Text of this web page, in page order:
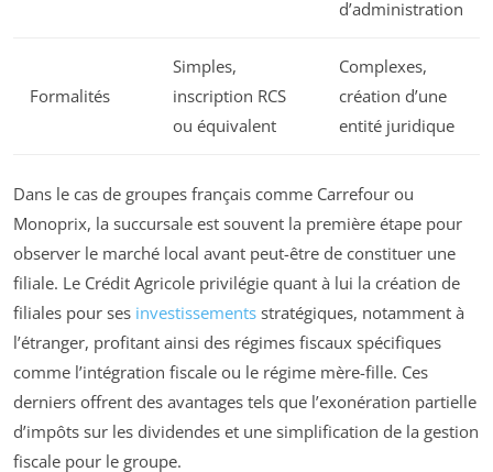
d’administration
Formalités
Simples,
inscription RCS
ou équivalent
Complexes,
création d’une
entité juridique
Dans le cas de groupes français comme Carrefour ou
Monoprix, la succursale est souvent la première étape pour
observer le marché local avant peut-être de constituer une
filiale. Le Crédit Agricole privilégie quant à lui la création de
filiales pour ses investissements stratégiques, notamment à
l’étranger, profitant ainsi des régimes fiscaux spécifiques
comme l’intégration fiscale ou le régime mère-fille. Ces
derniers offrent des avantages tels que l’exonération partielle
d’impôts sur les dividendes et une simplification de la gestion
fiscale pour le groupe.